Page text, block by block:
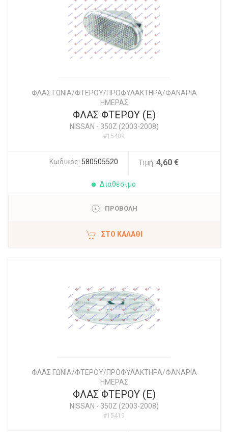
ΦΛΑΣ ΓΩΝΙΑ/ΦΤΕΡΟΥ/ΠΡΟΦΥΛΑΚΤΗΡΑ/ΦΑΝΑΡΙΑ
ΗΜΕΡΑΣ
ΦΛΑΣ ΦΤΕΡΟΥ (Ε)
NISSAN - 350Z (2003-2008)
#15409
Κωδικός: 580505520 Τιμή: 4,60 €
Διαθέσιμο
ΠΡΟΒΟΛΗ
ΣΤΟ ΚΑΛΆΘΙ
ΦΛΑΣ ΓΩΝΙΑ/ΦΤΕΡΟΥ/ΠΡΟΦΥΛΑΚΤΗΡΑ/ΦΑΝΑΡΙΑ
ΗΜΕΡΑΣ
ΦΛΑΣ ΦΤΕΡΟΥ (Ε)
NISSAN - 350Z (2003-2008)
#15419